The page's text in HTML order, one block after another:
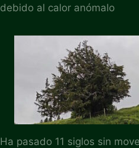
debido al calor anómalo
Ha pasado 11 siglos sin